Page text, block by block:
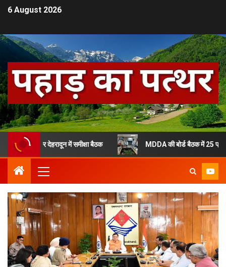
6 August 2026
लेकर देहरादून में समीक्षा बैठक MDDA की बोर्ड बैठक में 25 प्रस्तावों को